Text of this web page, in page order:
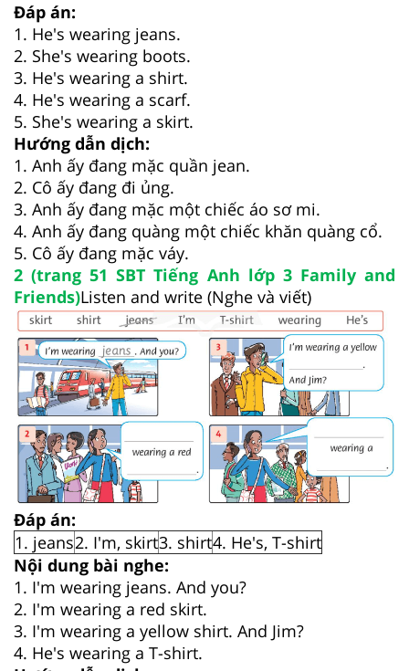
Đáp án:
1. He's wearing jeans.
2. She's wearing boots.
3. He's wearing a shirt.
4. He's wearing a scarf.
5. She's wearing a skirt.
Hướng dẫn dịch:
1. Anh ấy đang mặc quần jean.
2. Cô ấy đang đi ủng.
3. Anh ấy đang mặc một chiếc áo sơ mi.
4. Anh ấy đang quàng một chiếc khăn quàng cổ.
5. Cô ấy đang mặc váy.
2 (trang 51 SBT Tiếng Anh lớp 3 Family and
Friends)Listen and write (Nghe và viết)
Đáp án:
1. jeans2. I'm, skirt3. shirt4. He's, T-shirt
Nội dung bài nghe:
1. I'm wearing jeans. And you?
2. I'm wearing a red skirt.
3. I'm wearing a yellow shirt. And Jim?
4. He's wearing a T-shirt.